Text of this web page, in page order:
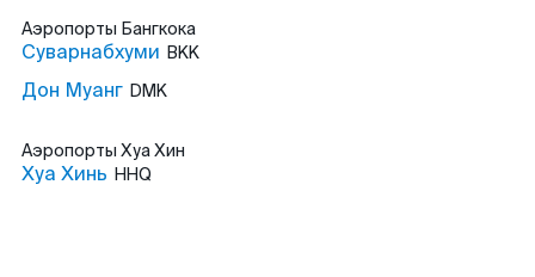
Аэропорты Бангкока
Суварнабхуми BKK
Дон Муанг DMK
Аэропорты Хуа Хин
Хуа Хинь HHQ